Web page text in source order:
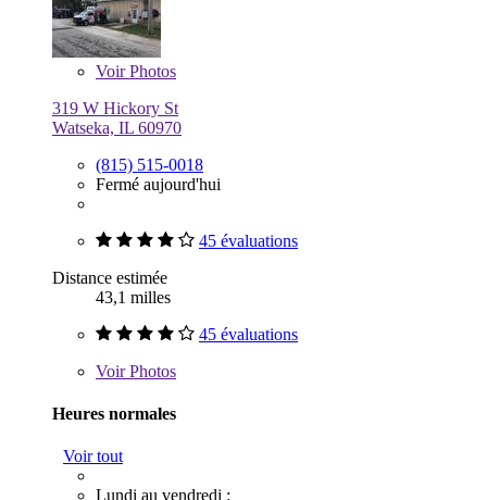
VoirPhotos
319 W Hickory St
Watseka, IL 60970
(815) 515-0018
Fermé aujourd'hui
45 évaluations
Distance estimée
43,1 milles
45 évaluations
VoirPhotos
Heures normales
Voir tout
Lundi au vendredi :